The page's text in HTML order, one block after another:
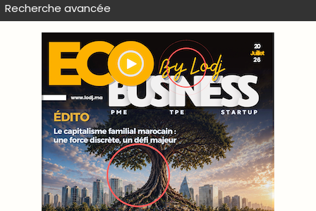
Recherche avancée
WEB TV LODJ24 : Youtube, kick et twitch
Plein écran